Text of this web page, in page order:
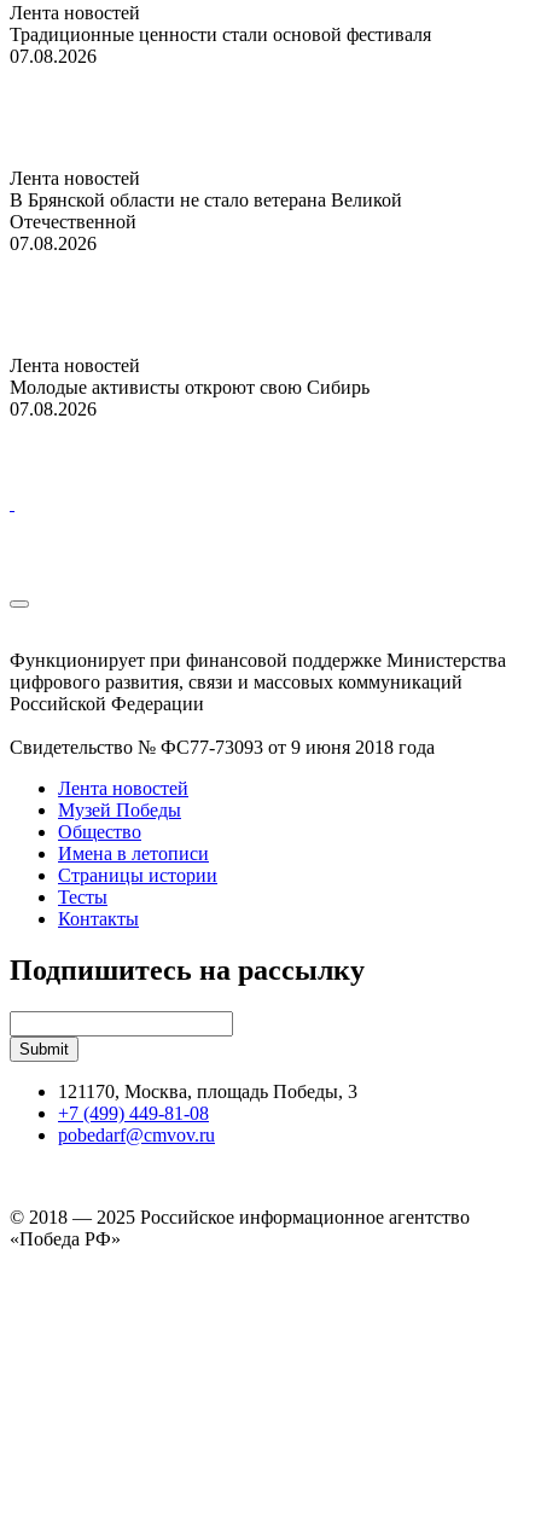
Лента новостей
Традиционные ценности стали основой фестиваля
07.08.2026
Лента новостей
В Брянской области не стало ветерана Великой
Отечественной
07.08.2026
Лента новостей
Молодые активисты откроют свою Сибирь
07.08.2026
Функционирует при финансовой поддержке Министерства
цифрового развития, связи и массовых коммуникаций
Российской Федерации
Свидетельство № ФС77-73093 от 9 июня 2018 года
Лента новостей
Музей Победы
Общество
Имена в летописи
Страницы истории
Тесты
Контакты
Подпишитесь на рассылку
121170, Москва, площадь Победы, 3
+7 (499) 449-81-08
pobedarf@cmvov.ru
© 2018 — 2025 Российское информационное агентство
«Победа РФ»